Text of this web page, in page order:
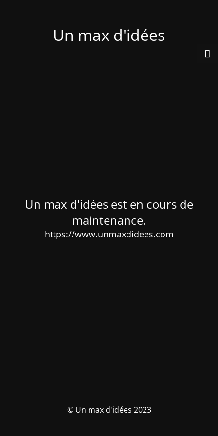
Un max d'idées
Un max d'idées est en cours de
maintenance.
https://www.unmaxdidees.com
© Un max d'idées 2023